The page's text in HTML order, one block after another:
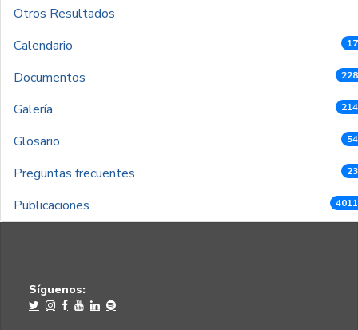
Otros Resultados
Calendario
Documentos
Galería
Glosario
Preguntas frecuentes
Publicaciones
Síguenos: